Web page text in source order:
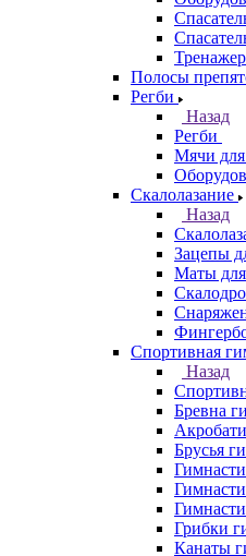
Полосы
Регби
Назад
Регби
Мячи для
Скалолазание
Назад
Зацепы
Маты для
Спортивная
Назад
Бревна
Брусья
Грибки
Канаты